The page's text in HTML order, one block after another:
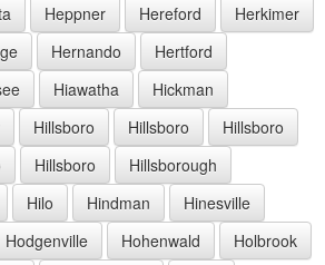
Heppner Hereford
Herkimer
Hernando
Hertford
Hiawatha
Hickman
Hillsboro Hillsboro
Hillsboro
Hillsboro
Hillsborough
Hilo Hindman
Hinesville
Hodgenville Hohenwald
Holbrook